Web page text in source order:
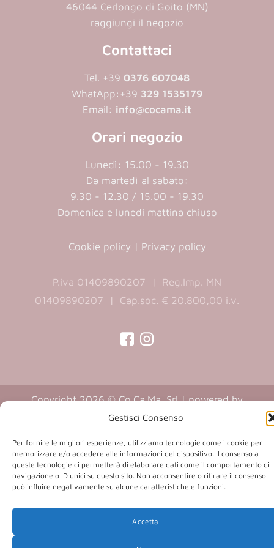
Gestisci Consenso
Per fornire le migliori esperienze, utilizziamo tecnologie come i cookie per
memorizzare e/o accedere alle informazioni del dispositivo. Il consenso a
queste tecnologie ci permetterà di elaborare dati come il comportamento di
navigazione o ID unici su questo sito. Non acconsentire o ritirare il consenso
può influire negativamente su alcune caratteristiche e funzioni.
Accetta
46044 Cerlongo di Goito (MN)
raggiungi il negozio
Contattaci
Tel. +39 0376 607048
WhatApp: +39 329 1535179
Email: info@cocama.it
Orari negozio
Lunedì: 15.00 - 19.30
Da martedì al sabato:
9.30 - 12.30 / 15.00 - 19.30
Domenica e lunedi mattina chiuso
Cookie policy | Privacy policy
P.iva 01409890207 | Reg.Imp. MN
01409890207 | Cap.soc. € 20.800,00 i.v.
a
new
tab)
a
new
tab)
Copyright 2026 © Co.Ca.Ma. Srl | powered by
Sartoriadigitale.it(opens
a
new
tab)